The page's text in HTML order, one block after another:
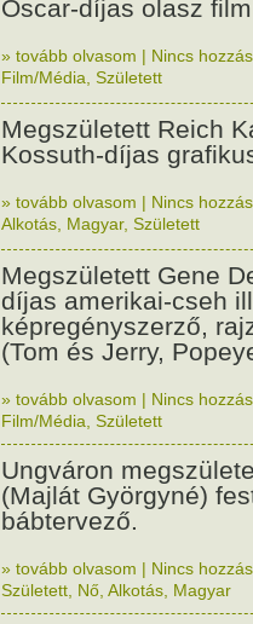
Oscar-díjas olasz
» tovább olvasom | Nincs
Film/Média Született
Megszületett Reich
Kossuth-díjas
» tovább olvasom | Nincs
Alkotás Magyar, Született
Megszületett Gene
díjas amerikai-cseh
képregényszerző,
(Tom és Jerry,
» tovább olvasom | Nincs
Film/Média Született
Ungváron
(Majlát Györgyné)
bábtervező.
» tovább olvasom | Nincs
Született Nő Alkotás Magyar